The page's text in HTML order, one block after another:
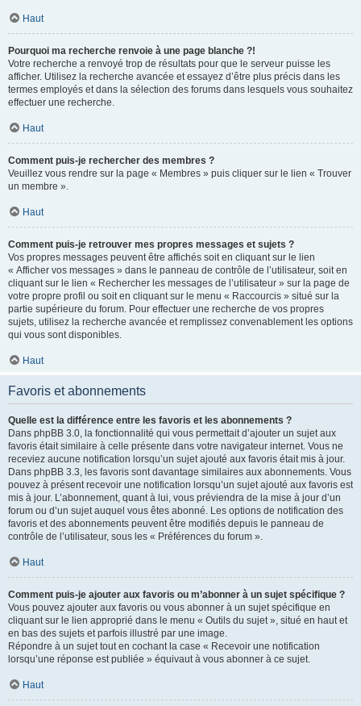
Haut
Pourquoi ma recherche renvoie à une page blanche ?!
Votre recherche a renvoyé trop de résultats pour que le serveur puisse les
afficher. Utilisez la recherche avancée et essayez d’être plus précis dans les
termes employés et dans la sélection des forums dans lesquels vous souhaitez
effectuer une recherche.
Haut
Comment puis-je rechercher des membres ?
Veuillez vous rendre sur la page « Membres » puis cliquer sur le lien « Trouver
un membre ».
Haut
Comment puis-je retrouver mes propres messages et sujets ?
Vos propres messages peuvent être affichés soit en cliquant sur le lien
« Afficher vos messages » dans le panneau de contrôle de l’utilisateur, soit en
cliquant sur le lien « Rechercher les messages de l’utilisateur » sur la page de
votre propre profil ou soit en cliquant sur le menu « Raccourcis » situé sur la
partie supérieure du forum. Pour effectuer une recherche de vos propres
sujets, utilisez la recherche avancée et remplissez convenablement les options
qui vous sont disponibles.
Haut
Favoris et abonnements
Quelle est la différence entre les favoris et les abonnements ?
Dans phpBB 3.0, la fonctionnalité qui vous permettait d’ajouter un sujet aux
favoris était similaire à celle présente dans votre navigateur internet. Vous ne
receviez aucune notification lorsqu’un sujet ajouté aux favoris était mis à jour.
Dans phpBB 3.3, les favoris sont davantage similaires aux abonnements. Vous
pouvez à présent recevoir une notification lorsqu’un sujet ajouté aux favoris est
mis à jour. L’abonnement, quant à lui, vous préviendra de la mise à jour d’un
forum ou d’un sujet auquel vous êtes abonné. Les options de notification des
favoris et des abonnements peuvent être modifiés depuis le panneau de
contrôle de l’utilisateur, sous les « Préférences du forum ».
Haut
Comment puis-je ajouter aux favoris ou m’abonner à un sujet spécifique ?
Vous pouvez ajouter aux favoris ou vous abonner à un sujet spécifique en
cliquant sur le lien approprié dans le menu « Outils du sujet », situé en haut et
en bas des sujets et parfois illustré par une image.
Répondre à un sujet tout en cochant la case « Recevoir une notification
lorsqu’une réponse est publiée » équivaut à vous abonner à ce sujet.
Haut